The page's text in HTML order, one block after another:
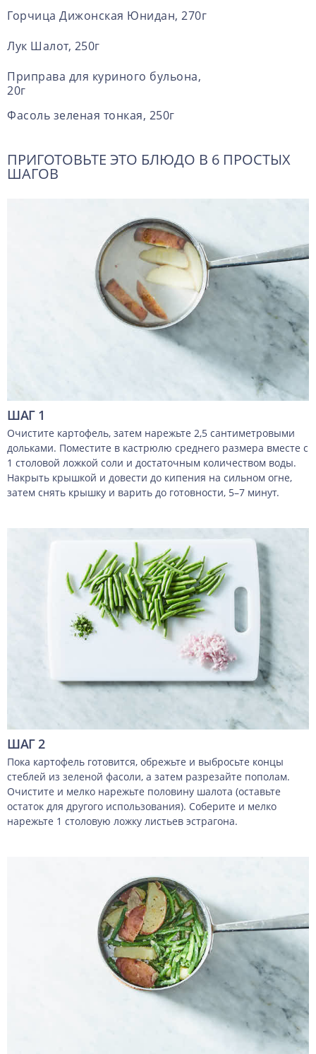
Горчица Дижонская Юнидан, 270г
Лук Шалот, 250г
Приправа для куриного бульона,
20г
Фасоль зеленая тонкая, 250г
ПРИГОТОВЬТЕ ЭТО БЛЮДО В 6 ПРОСТЫХ
ШАГОВ
ШАГ 1
Очистите картофель, затем нарежьте 2,5 сантиметровыми
дольками. Поместите в кастрюлю среднего размера вместе с
1 столовой ложкой соли и достаточным количеством воды.
Накрыть крышкой и довести до кипения на сильном огне,
затем снять крышку и варить до готовности, 5–7 минут.
ШАГ 2
Пока картофель готовится, обрежьте и выбросьте концы
стеблей из зеленой фасоли, а затем разрезайте пополам.
Очистите и мелко нарежьте половину шалота (оставьте
остаток для другого использования). Соберите и мелко
нарежьте 1 столовую ложку листьев эстрагона.